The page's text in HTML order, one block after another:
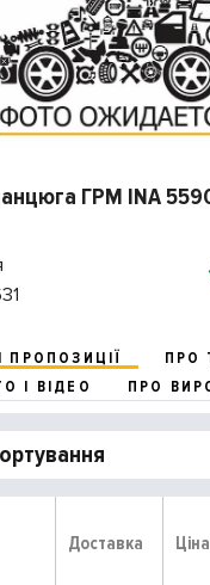
ГРМ INA
ПРОПОЗИЦІЇ
ПРО
І ВІДЕО
ПРО
Доставка Ціна